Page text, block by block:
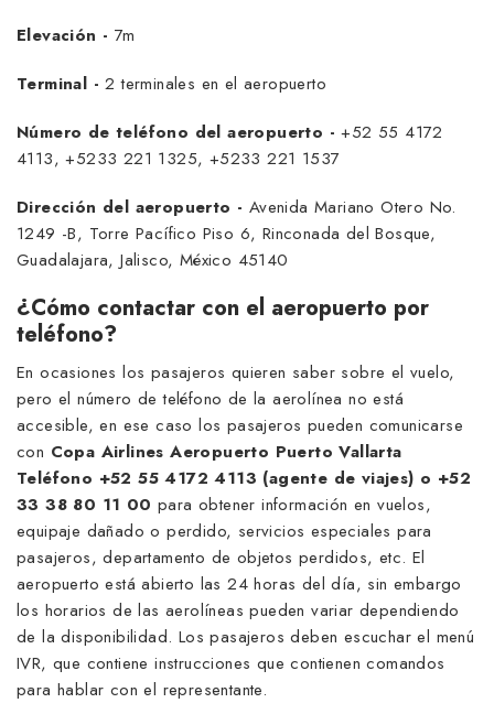
Elevación - 7m
Terminal - 2 terminales en el aeropuerto
Número de teléfono del aeropuerto - +52 55 4172
4113, +5233 221 1325, +5233 221 1537
Dirección del aeropuerto - Avenida Mariano Otero No.
1249 -B, Torre Pacífico Piso 6, Rinconada del Bosque,
Guadalajara, Jalisco, México 45140
¿Cómo contactar con el aeropuerto por
teléfono?
En ocasiones los pasajeros quieren saber sobre el vuelo,
pero el número de teléfono de la aerolínea no está
accesible, en ese caso los pasajeros pueden comunicarse
con Copa Airlines Aeropuerto Puerto Vallarta
Teléfono +52 55 4172 4113 (agente de viajes) o +52
33 38 80 11 00 para obtener información en vuelos,
equipaje dañado o perdido, servicios especiales para
pasajeros, departamento de objetos perdidos, etc. El
aeropuerto está abierto las 24 horas del día, sin embargo
los horarios de las aerolíneas pueden variar dependiendo
de la disponibilidad. Los pasajeros deben escuchar el menú
IVR, que contiene instrucciones que contienen comandos
para hablar con el representante.